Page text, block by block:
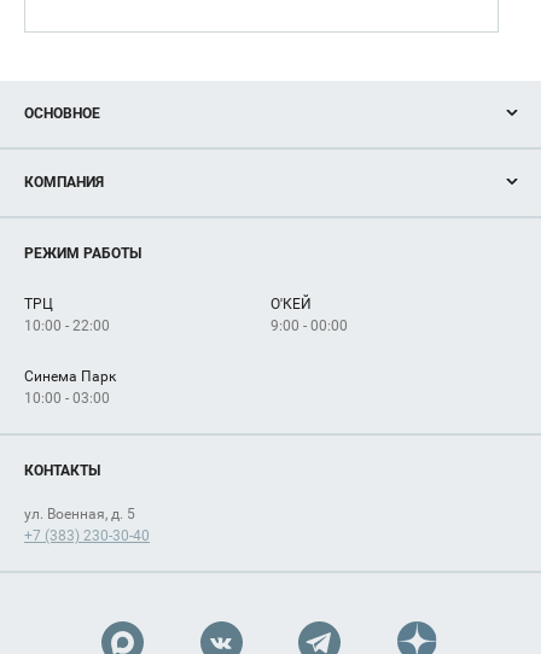
ОСНОВНОЕ
Новости
Магазины
Услуги
КОМПАНИЯ
Рекламодателям
Как добраться
РЕЖИМ РАБОТЫ
ТРЦ
10:00 - 22:00
О'КЕЙ
9:00 - 00:00
Синема Парк
10:00 - 03:00
КОНТАКТЫ
ул. Военная, д. 5
+7 (383) 230-30-40